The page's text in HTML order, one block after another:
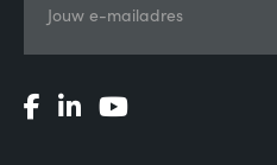
Jouw e-mailadres